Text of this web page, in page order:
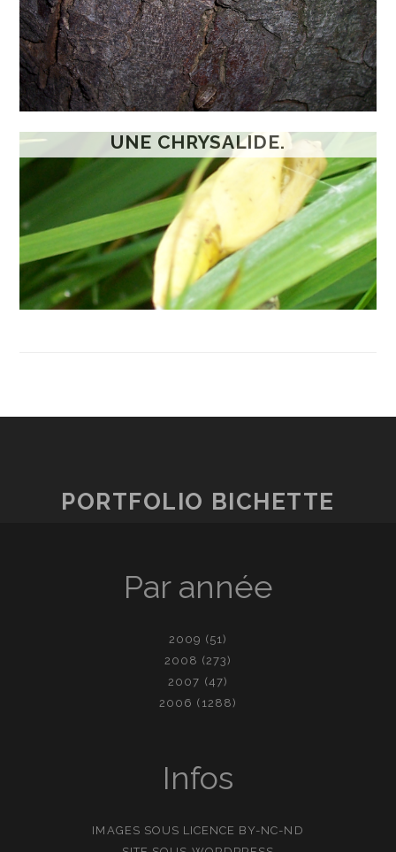
UNE CHRYSALIDE.
PORTFOLIO BICHETTE
Par année
2009 (51)
2008 (273)
2007 (47)
2006 (1288)
Infos
IMAGES SOUS LICENCE BY-NC-ND